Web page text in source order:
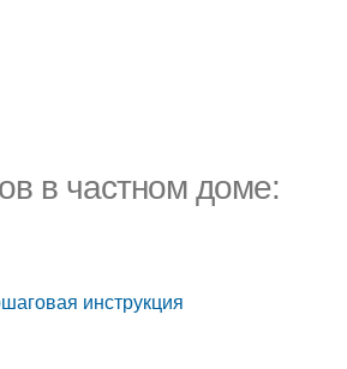
в частном доме:
инструкция